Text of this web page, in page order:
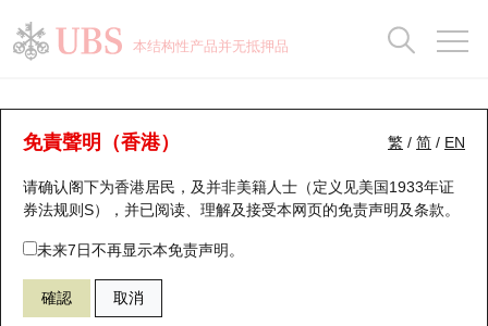
本结构性产品并无抵押品
繁 / 简 / EN
免責聲明（香港）
请确认阁下为香港居民，及并非美籍人士（定义见美国1933年证
券法规则S），并已阅读、理解及接受本网页的免责声明及条款。
未来7日不再显示本免责声明。
確認 取消
牛熊证分析仪
表现 街货统计 比较
67438 瑞银牛证 HSI 恒生指数
$0.055 0.017
瑞银认股证一览
新发行瑞银认股证
即将到期认股证
认股证到期结算价查找
街货统计
比较
牛熊全景快搜
牛熊证搜寻
牛熊证街货分布图
正股牛熊证列表
街货统计
比较
十大升幅/跌幅
十大认股证成交分布
十天股证占大市成交
资金流
正股分析仪
二十大活跃股份
恒指成份股
国指成份股
持股比重
显示所有持股比重
每月轮证大市专题
轮证专栏
讲座及教育短片
认股证投资者教育